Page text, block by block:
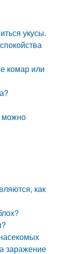
укусы.
комар или
можно
как
заражение